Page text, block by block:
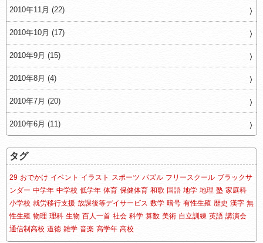
2010年11月 (22)
2010年10月 (17)
2010年9月 (15)
2010年8月 (4)
2010年7月 (20)
2010年6月 (11)
タグ
29 おでかけ イベント イラスト スポーツ パズル フリースクール ブラックサ
ンダー 中学年 中学校 低学年 体育 保健体育 和歌 国語 地学 地理 塾 家庭科
小学校 就労移行支援 放課後等デイサービス 数学 暗号 有性生殖 歴史 漢字 無
性生殖 物理 理科 生物 百人一首 社会 科学 算数 美術 自立訓練 英語 講演会
通信制高校 道徳 雑学 音楽 高学年 高校